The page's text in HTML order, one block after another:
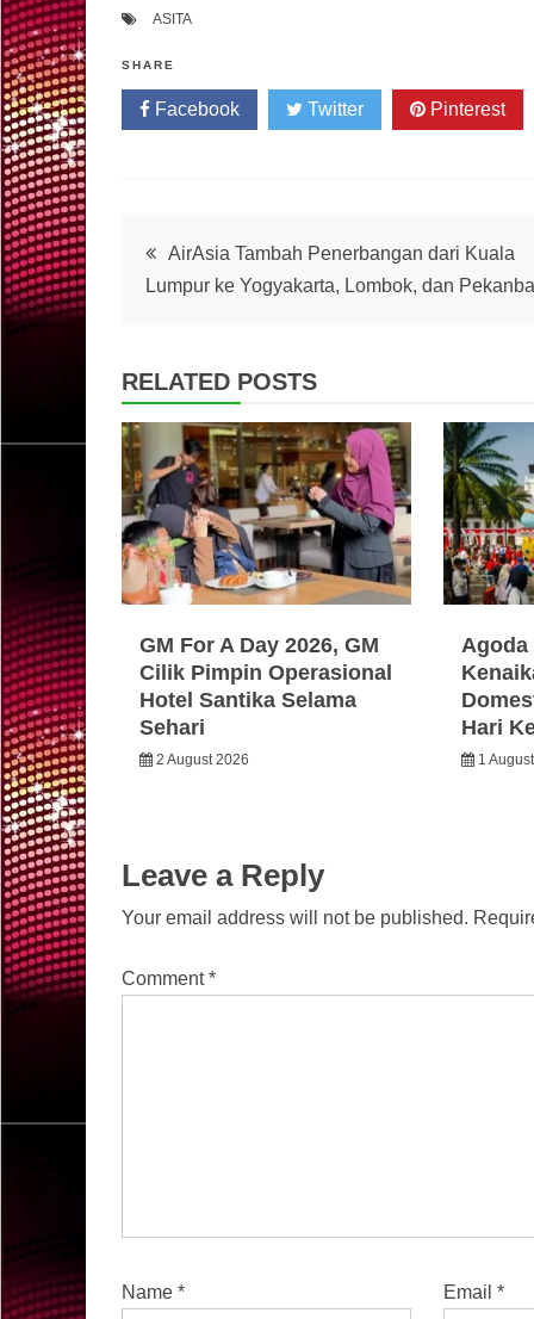
ASITA
SHARE
Facebook Twitter Pinterest
Post
navigation
AirAsia Tambah Penerbangan dari Kuala
Lumpur ke Yogyakarta, Lombok, dan
RELATED POSTS
GM For A Day 2026, GM
Cilik Pimpin Operasional
Hotel Santika Selama
Sehari
2 August 2026
Agoda
Hari
1
Leave a Reply
Your email address will not be published.
Comment*
Name * Email*